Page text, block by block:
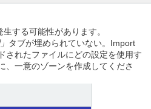
する可能性があります。
タブが埋められていない。Import
されたファイルにどの設定を使用す
、一意のゾーンを作成してくださ